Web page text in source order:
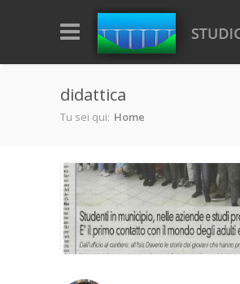
Salta al contenuto principale
didattica
Tu sei qui: Home